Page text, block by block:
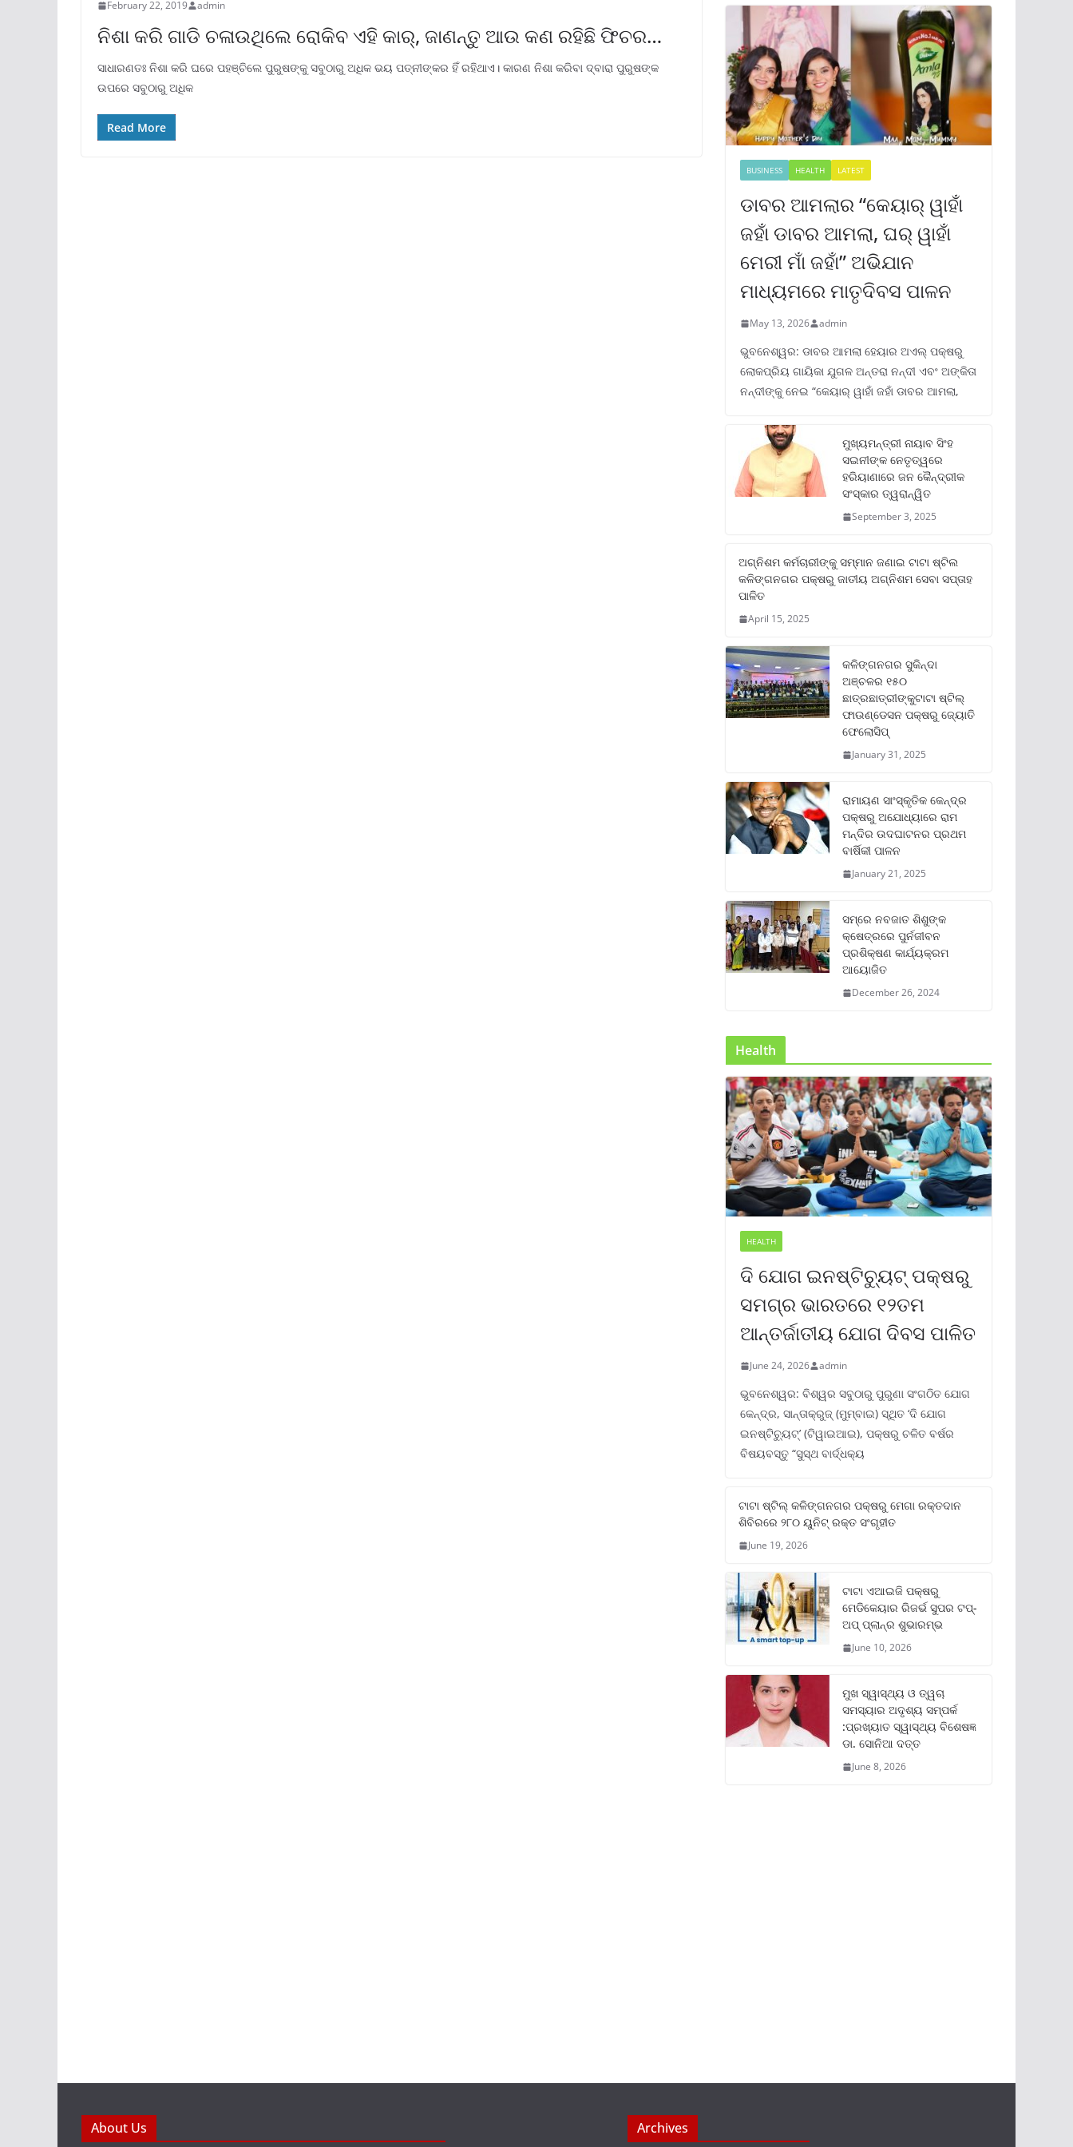
February 22, 2019 admin
ନିଶା କରି ଗାଡି ଚଳାଉଥିଲେ ରୋକିବ ଏହି କାର୍, ଜାଣନ୍ତୁ ଆଉ କଣ ରହିଛି ଫିଚର…
ସାଧାରଣତଃ ନିଶା କରି ଘରେ ପହଞ୍ଚିଲେ ପୁରୁଷଙ୍କୁ ସବୁଠାରୁ ଅଧିକ ଭୟ ପତ୍ନୀଙ୍କର ହିଁ ରହିଥାଏ। କାରଣ ନିଶା କରିବା ଦ୍ବାରା ପୁରୁଷଙ୍କ
ଉପରେ ସବୁଠାରୁ ଅଧିକ
Read More
BUSINESS HEALTH LATEST
ଡାବର ଆମଲାର “କେୟାର୍ ୱାହାଁ
ଜହାଁ ଡାବର ଆମଲା, ଘର୍ ୱାହାଁ
ମେରୀ ମାଁ ଜହାଁ” ଅଭିଯାନ
ମାଧ୍ୟମରେ ମାତୃଦିବସ ପାଳନ
May 13, 2026 admin
ଭୁବନେଶ୍ୱର: ଡାବର ଆମଲା ହେୟାର ଅଏଲ୍ ପକ୍ଷରୁ
ଲୋକପ୍ରିୟ ଗାୟିକା ଯୁଗଳ ଅନ୍ତରା ନନ୍ଦୀ ଏବଂ ଅଙ୍କିତା
ନନ୍ଦୀଙ୍କୁ ନେଇ “କେୟାର୍ ୱାହାଁ ଜହାଁ ଡାବର ଆମଲା,
ମୁଖ୍ୟମନ୍ତ୍ରୀ ନାୟାବ ସିଂହ
ସଇନୀଙ୍କ ନେତୃତ୍ୱରେ
ହରିୟାଣାରେ ଜନ କୈନ୍ଦ୍ରୀକ
ସଂସ୍କାର ତ୍ୱରାନ୍ୱିତ
September 3, 2025
ଅଗ୍ନିଶମ କର୍ମଚାରୀଙ୍କୁ ସମ୍ମାନ ଜଣାଇ ଟାଟା ଷ୍ଟିଲ
କଳିଙ୍ଗନଗର ପକ୍ଷରୁ ଜାତୀୟ ଅଗ୍ନିଶମ ସେବା ସପ୍ତାହ
ପାଳିତ
April 15, 2025
କଳିଙ୍ଗନଗର ସୁକିନ୍ଦା
ଅଞ୍ଚଳର ୧୫୦
ଛାତ୍ରଛାତ୍ରୀଙ୍କୁଟାଟା ଷ୍ଟିଲ୍
ଫାଉଣ୍ଡେସନ ପକ୍ଷରୁ ଜ୍ୟୋତି
ଫେଲୋସିପ୍‌
January 31, 2025
ରାମାୟଣ ସାଂସ୍କୃତିକ କେନ୍ଦ୍ର
ପକ୍ଷରୁ ଅଯୋଧ୍ୟାରେ ରାମ
ମନ୍ଦିର ଉଦଘାଟନର ପ୍ରଥମ
ବାର୍ଷିକୀ ପାଳନ
January 21, 2025
ସମ୍‌ରେ ନବଜାତ ଶିଶୁଙ୍କ
କ୍ଷେତ୍ରରେ ପୁର୍ନଜୀବନ
ପ୍ରଶିକ୍ଷଣ କାର୍ଯ୍ୟକ୍ରମ
ଆୟୋଜିତ
December 26, 2024
Health
HEALTH
ଦି ଯୋଗ ଇନଷ୍ଟିଚ୍ୟୁଟ୍ ପକ୍ଷରୁ
ସମଗ୍ର ଭାରତରେ ୧୨ତମ
ଆନ୍ତର୍ଜାତୀୟ ଯୋଗ ଦିବସ ପାଳିତ
June 24, 2026 admin
ଭୁବନେଶ୍ୱର: ବିଶ୍ୱର ସବୁଠାରୁ ପୁରୁଣା ସଂଗଠିତ ଯୋଗ
କେନ୍ଦ୍ର, ସାନ୍ତାକ୍ରୁଜ୍ (ମୁମ୍ବାଇ) ସ୍ଥିତ ‘ଦି ଯୋଗ
ଇନଷ୍ଟିଚ୍ୟୁଟ୍‌’ (ଟିୱାଇଆଇ), ପକ୍ଷରୁ ଚଳିତ ବର୍ଷର
ବିଷୟବସ୍ତୁ “ସୁସ୍ଥ ବାର୍ଦ୍ଧକ୍ୟ
ଟାଟା ଷ୍ଟିଲ୍‌ କଳିଙ୍ଗନଗର ପକ୍ଷରୁ ମେଗା ରକ୍ତଦାନ
ଶିବିରରେ ୨୮୦ ୟୁନିଟ୍‌ ରକ୍ତ ସଂଗୃହୀତ
June 19, 2026
ଟାଟା ଏଆଇଜି ପକ୍ଷରୁ
ମେଡିକେୟାର ରିଜର୍ଭ ସୁପର ଟପ୍‌-
ଅପ୍ ପ୍ଲାନ୍‌ର ଶୁଭାରମ୍ଭ
June 10, 2026
ମୁଖ ସ୍ୱାସ୍ଥ୍ୟ ଓ ତ୍ୱଚା
ସମସ୍ୟାର ଅଦୃଶ୍ୟ ସମ୍ପର୍କ
:ପ୍ରଖ୍ୟାତ ସ୍ୱାସ୍ଥ୍ୟ ବିଶେଷଜ୍ଞ
ଡା. ସୋନିଆ ଦତ୍ତ
June 8, 2026
About Us Archives